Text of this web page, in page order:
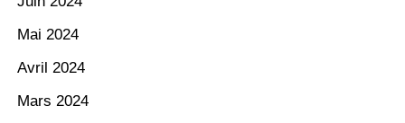
Mai 2024
Avril 2024
Mars 2024